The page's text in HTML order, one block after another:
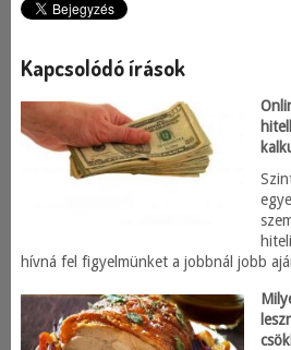
Kapcsolódó írások
hívná fel figyelmünket a jobbnál jobb